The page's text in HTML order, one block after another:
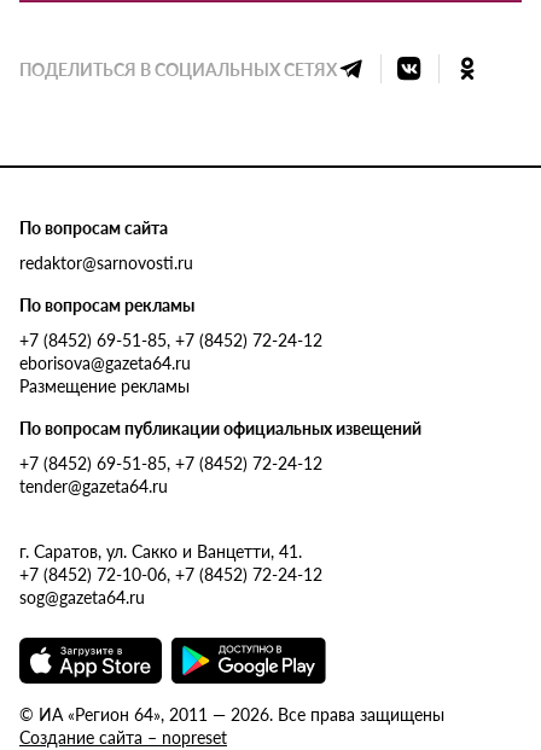
ПОДЕЛИТЬСЯ В СОЦИАЛЬНЫХ СЕТЯХ
По вопросам сайта
redaktor@sarnovosti.ru
По вопросам рекламы
+7 (8452) 69-51-85, +7 (8452) 72-24-12
eborisova@gazeta64.ru
Размещение рекламы
По вопросам публикации официальных извещений
+7 (8452) 69-51-85, +7 (8452) 72-24-12
tender@gazeta64.ru
г. Саратов, ул. Сакко и Ванцетти, 41.
+7 (8452) 72-10-06, +7 (8452) 72-24-12
sog@gazeta64.ru
© ИА «Регион 64», 2011 — 2026. Все права защищены
Создание сайта – nopreset